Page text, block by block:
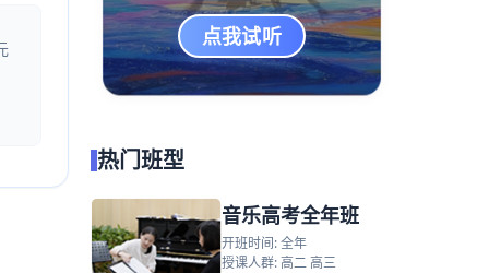
点我试听
热门班型
音乐高考全年班
开班时间: 全年
授课人群: 高二 高三